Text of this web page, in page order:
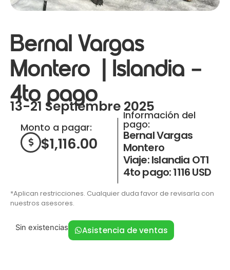
Bernal Vargas
Montero | Islandia –
4to pago
13-21 Septiembre 2025
Monto a pagar:
$1,116.00
Información del
pago:
Bernal Vargas
Montero
Viaje: Islandia OT1
4to pago: 1116 USD
*Aplican restricciones. Cualquier duda favor de revisarla con
nuestros asesores.
Sin existencias Asistencia de ventas